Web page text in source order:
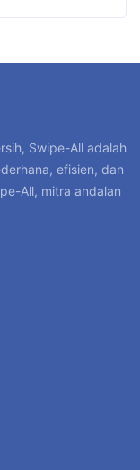
Swipe-All adalah
efisien, dan
All, mitra andalan